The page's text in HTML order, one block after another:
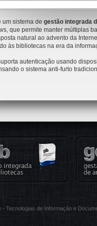
um sistema de gestão integrada
que permite manter múltiplas
natural ao advento da
às bibliotecas na era da
autenticação usando
o sistema anti-furto
- Tecnologias de Informação e